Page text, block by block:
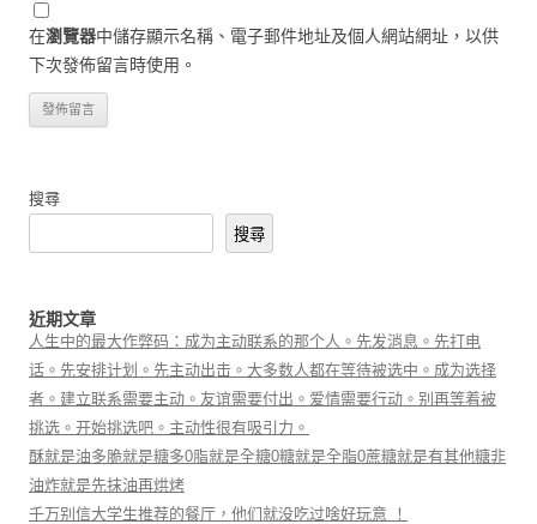
在瀏覽器中儲存顯示名稱、電子郵件地址及個人網站網址，以供
下次發佈留言時使用。
搜尋
搜尋
近期文章
人生中的最大作弊码：成为主动联系的那个人。先发消息。先打电
话。先安排计划。先主动出击。大多数人都在等待被选中。成为选择
者。建立联系需要主动。友谊需要付出。爱情需要行动。别再等着被
挑选。开始挑选吧。主动性很有吸引力。
酥就是油多脆就是糖多0脂就是全糖0糖就是全脂0蔗糖就是有其他糖非
油炸就是先抹油再烘烤
千万别信大学生推荐的餐厅，他们就没吃过啥好玩意 ！